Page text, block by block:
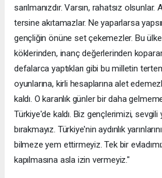
sarılmanızdır. Varsın, rahatsız olsunlar.
tersine akıtamazlar. Ne yaparlarsa
gençliğin önüne set çekemezler. Bu
köklerinden, inanç değerlerinden
defalarca yaptıkları gibi bu milletin
oyunlarına, kirli hesaplarına alet
kaldı. O karanlık günler bir daha
Türkiye'de kaldı. Biz gençlerimizi, sevgili
bırakmayız. Türkiye'nin aydınlık
bilmeze yem ettirmeyiz. Tek bir
kapılmasına asla izin vermeyiz."